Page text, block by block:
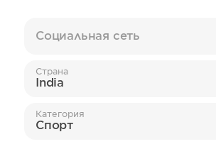
Социальная сеть
Страна
India
Категория
Спорт